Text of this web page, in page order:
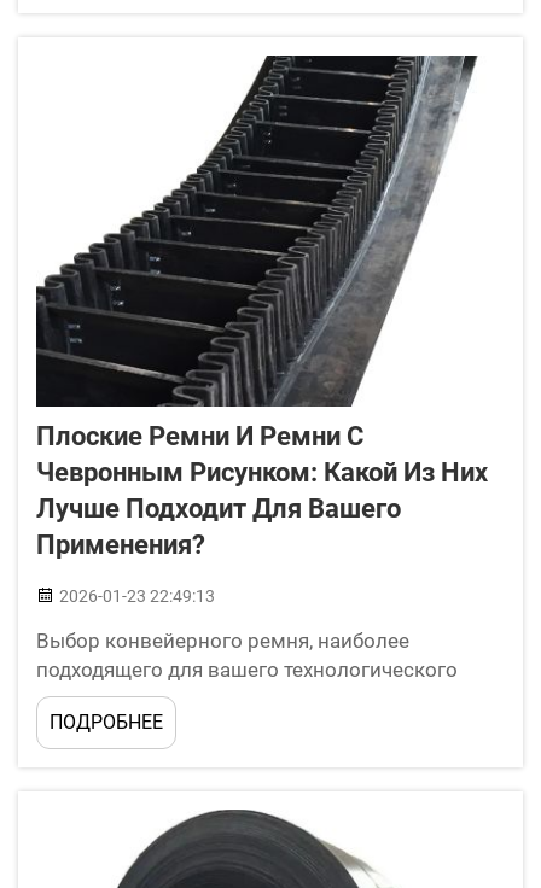
работу карьера и сэкономить средства...
Плоские Ремни И Ремни С
Чевронным Рисунком: Какой Из Них
Лучше Подходит Для Вашего
Применения?
2026-01-23 22:49:13
Выбор конвейерного ремня, наиболее
подходящего для вашего технологического
процесса, имеет решающее значение для
транспортировки на заводах или складах.
Плоские ремни и ремни с чевронным
конвейерных ремней, широко применяемых
для транспортировки сыпучих или
упакованных материалов...
ПОДРОБНЕЕ